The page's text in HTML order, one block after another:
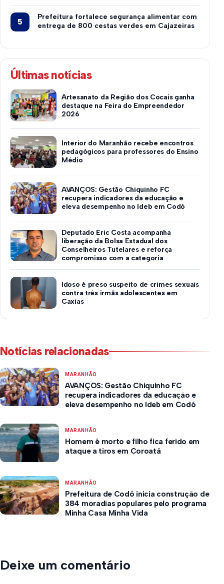
Prefeitura fortalece segurança alimentar com
entrega de 800 cestas verdes em Cajazeiras
Últimas notícias
Artesanato da Região dos Cocais ganha
destaque na Feira do Empreendedor
2026
Interior do Maranhão recebe encontros
pedagógicos para professores do Ensino
Médio
AVANÇOS: Gestão Chiquinho FC
recupera indicadores da educação e
eleva desempenho no Ideb em Codó
Deputado Eric Costa acompanha
liberação da Bolsa Estadual dos
Conselheiros Tutelares e reforça
compromisso com a categoria
Idoso é preso suspeito de crimes sexuais
contra três irmãs adolescentes em
Caxias
Notícias relacionadas
MARANHÃO
AVANÇOS: Gestão Chiquinho FC
recupera indicadores da educação e
eleva desempenho no Ideb em Codó
MARANHÃO
Homem é morto e filho fica ferido em
ataque a tiros em Coroatá
MARANHÃO
Prefeitura de Codó inicia construção de
384 moradias populares pelo programa
Minha Casa Minha Vida
Deixe um comentário